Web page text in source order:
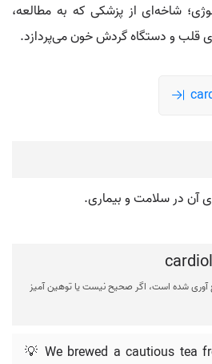
شاخه‌ای از پزشکی که به مطالعه،
قلب و دستگاه گردش خون می‌پردازد.
آن در سلامت و بیماری.
آوری شده است، اگر صحیح نیست یا توهین آمیز
💡 We brewed a cautious tea